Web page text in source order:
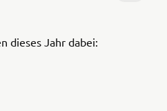
dieses Jahr dabei: